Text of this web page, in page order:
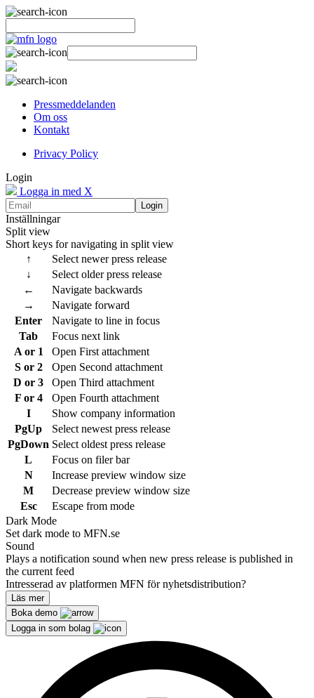
Pressmeddelanden
Om oss
Kontakt
Privacy Policy
Login
Logga in med X
Login
Inställningar
Split view
Short keys for navigating in split view
↑
Select newer press release
↓
Select older press release
←
Navigate backwards
→
Navigate forward
Enter
Navigate to line in focus
Tab
Focus next link
A or 1
Open First attachment
S or 2
Open Second attachment
D or 3
Open Third attachment
F or 4
Open Fourth attachment
I
Show company information
PgUp
Select newest press release
PgDown Select oldest press release
L
Focus on filer bar
N
Increase preview window size
M
Decrease preview window size
Esc
Escape from mode
Dark Mode
Set dark mode to MFN.se
Sound
Plays a notification sound when new press release is published in
the current feed
Intresserad av platformen MFN för nyhetsdistribution?
Läs mer
Boka demo
Logga in som bolag